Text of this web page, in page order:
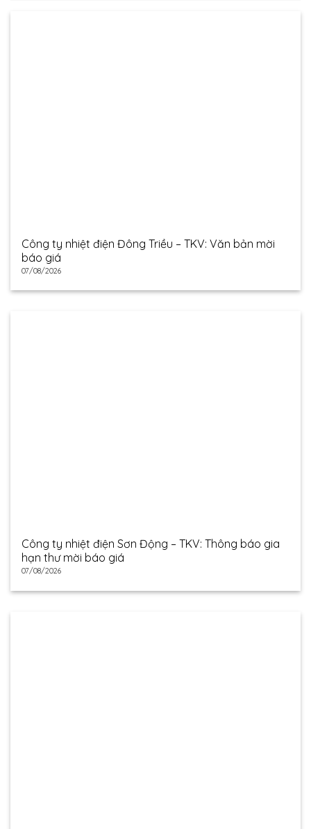
Công ty nhiệt điện Đông Triều – TKV: Văn bản mời
báo giá
07/08/2026
Công ty nhiệt điện Sơn Động – TKV: Thông báo gia
hạn thư mời báo giá
07/08/2026